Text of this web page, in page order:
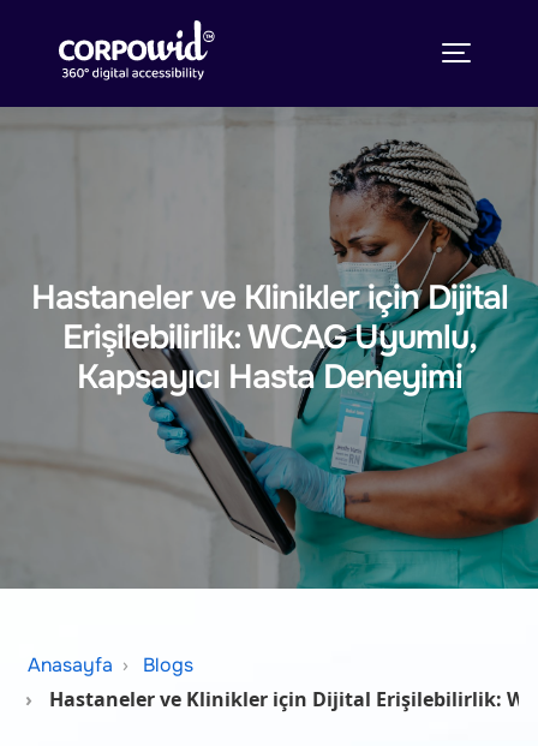
Hastaneler ve Klinikler için Dijital
Erişilebilirlik: WCAG Uyumlu,
Kapsayıcı Hasta Deneyimi
Anasayfa Blogs
Hastaneler ve Klinikler için Dijital Erişilebilirlik: